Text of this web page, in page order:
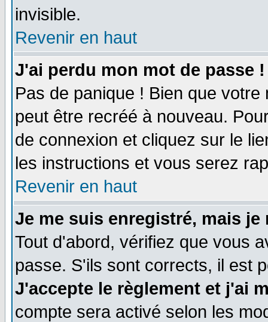
invisible.
Revenir en haut
J'ai perdu mon mot de passe !
Pas de panique ! Bien que
peut être recréé à nouveau.
de connexion et cliquez sur le
les instructions et vous serez
Revenir en haut
Je me suis enregistré, mais
Tout d'abord, vérifiez que vous
passe. S'ils sont corrects, il est
J'accepte le règlement et j'ai
compte sera activé selon les